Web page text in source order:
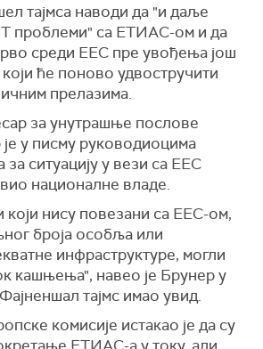
тајмса наводи да "и даље
проблеми" са ЕТИАС-ом и да
среди ЕЕС пре увођења још
који ће поново удвостручити
прелазима.
за унутрашње послове
у писму руководиоцима
за ситуацију у вези са ЕЕС
националне владе.
који нису повезани са ЕЕС-ом,
броја особља или
инфраструктуре, могли
кашњења", навео је Брунер у
тајмс имао увид.
комисије истакао је да су
ЕТИАС-а у току, али